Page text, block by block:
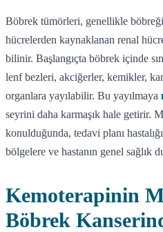
Böbrek tümörleri, genellikle
hücrelerden kaynaklanan renal
bilinir. Başlangıçta böbrek içinde
lenf bezleri, akciğerler, kemikler,
organlara yayılabilir. Bu yayılmaya
seyrini daha karmaşık hale getirir.
konulduğunda, tedavi planı
bölgelere ve hastanın genel sağlık
Kemoterapinin
Böbrek